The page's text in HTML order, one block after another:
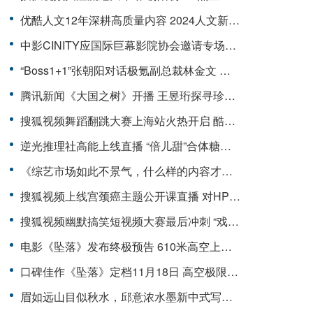
优酷人文12年深耕高质量内容 2024人文新趋势新片单发布
中影CINITY应国际巨幕影院协会邀请专场讲演高格式电影技术 赢得高度赞誉和广泛关注
“Boss1+1”张朝阳对话极氪副总裁林金文 新时代如何引领破局
腾讯新闻《大国之树》开播 王昱珩探寻珍稀树种讲述背后人文故事
搜狐视频舞蹈翻跳大赛上海站火热开启 酷哥辣妹现场实力battle
逆光推理社高能上线直播 “倍儿甜”合体糖分超标
《综艺市场如此不景气，什么样的内容才能实现真正破圈？》
搜狐视频上线宫颈癌主题公开课直播 对HPV病毒说再见
搜狐视频幽默搞笑短视频大赛最后冲刺 “戏精的日常”赛道直播高手云集
电影《坠落》发布终极预告 610米高空上演惊险刺激求生
口碑佳作《坠落》定档11月18日 高空极限逃生惊险来袭
眉如远山目似秋水，邱意浓水墨新中式写真清冷气质诠释东方美学